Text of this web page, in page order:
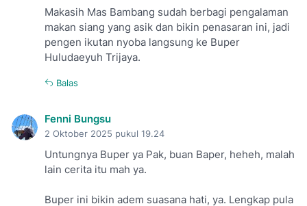
Makasih Mas Bambang sudah berbagi pengalaman
makan siang yang asik dan bikin penasaran ini, jadi
pengen ikutan nyoba langsung ke Buper
Huludaeyuh Trijaya.
Balas
Fenni Bungsu
2 Oktober 2025 pukul 19.24
Untungnya Buper ya Pak, buan Baper, heheh, malah
lain cerita itu mah ya.
Buper ini bikin adem suasana hati, ya. Lengkap pula